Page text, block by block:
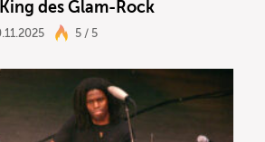
des Glam-Rock
5 / 5